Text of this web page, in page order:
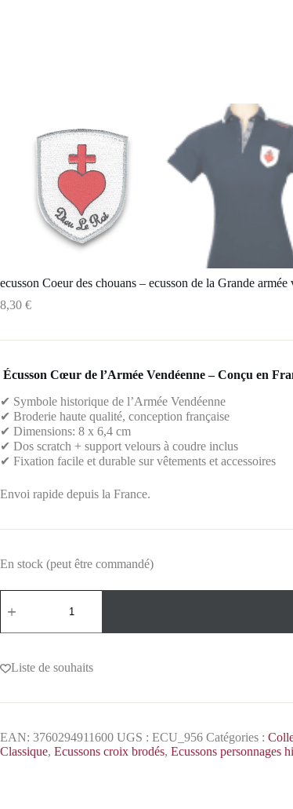
ecusson Coeur des chouans – ecusson de la Grande
8,30 €
Écusson Cœur de l’Armée Vendéenne – Conçu en
✔ Symbole historique de l’Armée Vendéenne
✔ Broderie haute qualité, conception française
✔ Dimensions: 8 x 6,4 cm
✔ Dos scratch + support velours à coudre inclus
✔ Fixation facile et durable sur vêtements et accessoires
Envoi rapide depuis la France.
En stock (peut être commandé)
Liste de souhaits
EAN: 3760294911600 UGS : ECU_956 Catégories :
Classique, Ecussons croix brodés, Ecussons personnages